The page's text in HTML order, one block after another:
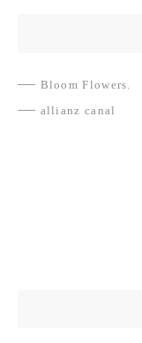
Bloom Flowers.
allianz canal